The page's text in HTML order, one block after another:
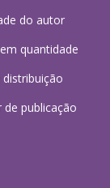
do autor
quantidade
distribuição
de publicação